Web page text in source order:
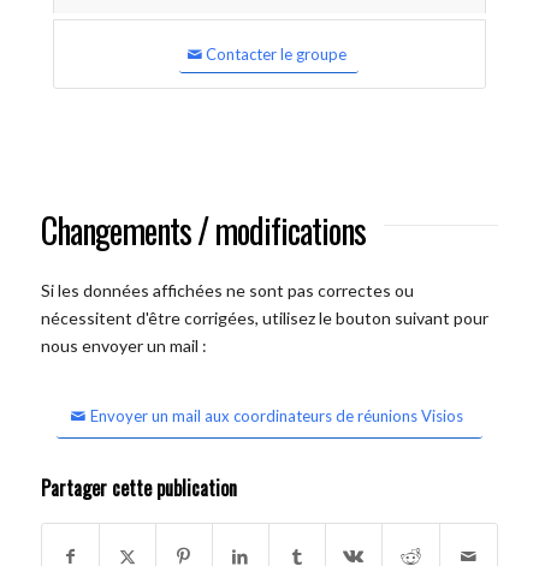
Contacter le groupe
Changements / modifications
Si les données affichées ne sont pas correctes ou
nécessitent d'être corrigées, utilisez le bouton suivant pour
nous envoyer un mail :
Envoyer un mail aux coordinateurs de réunions Visios
Partager cette publication